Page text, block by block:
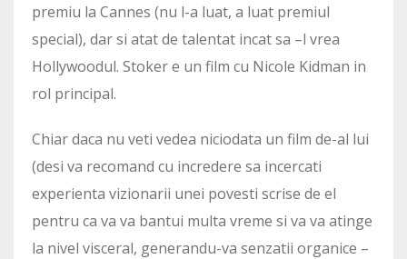
premiu la Cannes (nu l-a luat, a luat premiul
special), dar si atat de talentat incat sa –l vrea
Hollywoodul. Stoker e un film cu Nicole Kidman in
rol principal.
Chiar daca nu veti vedea niciodata un film de-al lui
(desi va recomand cu incredere sa incercati
experienta vizionarii unei povesti scrise de el
pentru ca va va bantui multa vreme si va va atinge
la nivel visceral, generandu-va senzatii organice –